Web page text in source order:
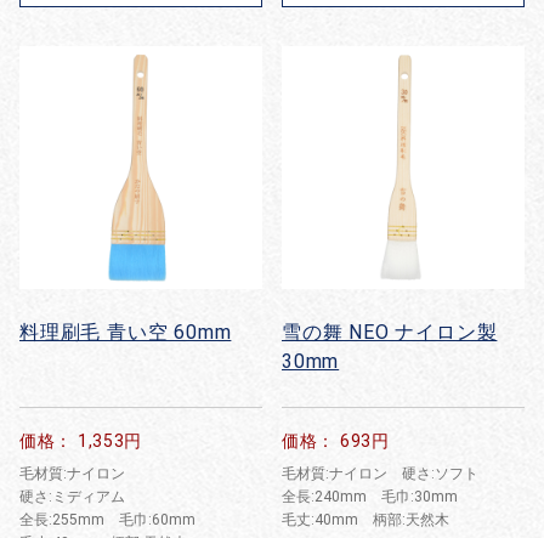
料理刷毛 青い空 60mm
価格： 1,353円
毛材質:ナイロン
硬さ:ミディアム
全長:255mm 毛巾:60mm
雪の舞 NEO ナイロン製
30mm
価格： 693円
毛材質:ナイロン 硬さ:ソフト
全長:240mm 毛巾:30mm
毛丈:40mm 柄部:天然木